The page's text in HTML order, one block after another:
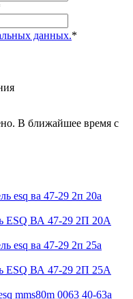
данных.*
В ближайшее время с
ESQ ВА 47-29 2П 20А
ESQ ВА 47-29 2П 25А